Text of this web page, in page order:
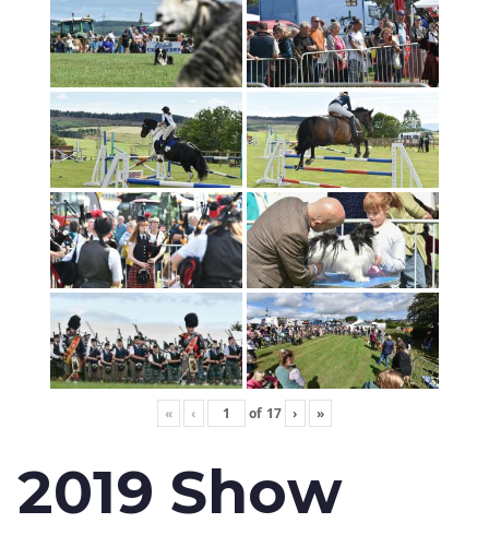
« ‹ of 17 › »
2019 Show